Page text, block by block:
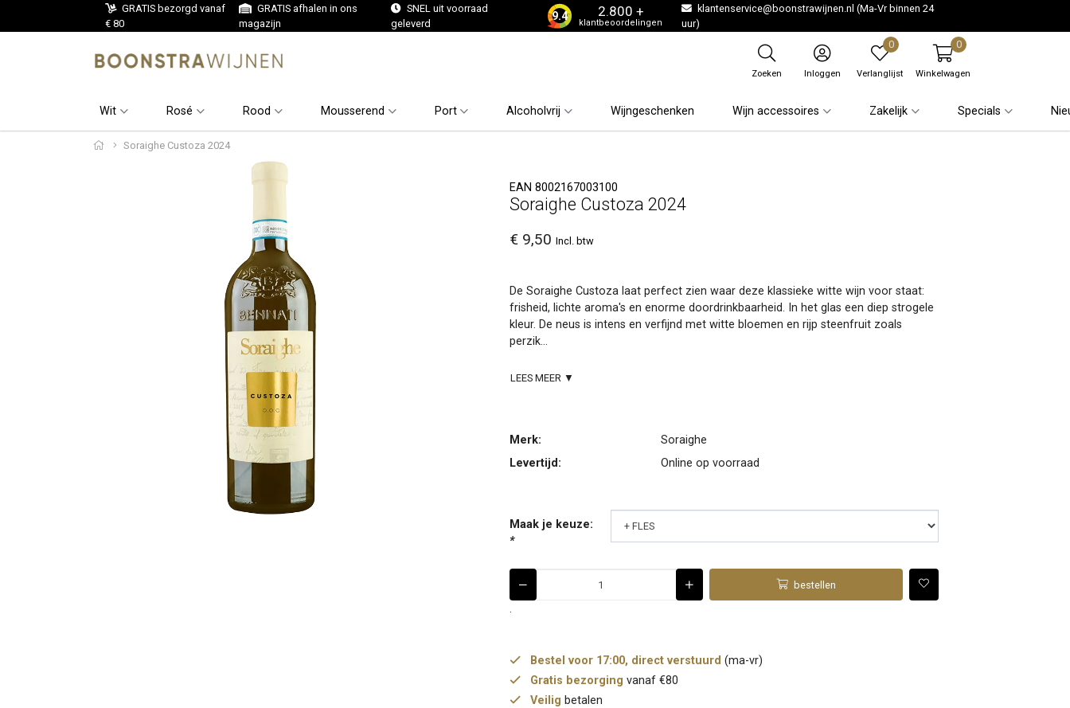
GRATIS bezorgd vanaf
€ 80
GRATIS afhalen in ons
magazijn
SNEL uit voorraad
geleverd
9.4 2.800 +
klantbeoordelingen
klantenservice@boonstrawijnen.nl (Ma-Vr binnen 24
uur)
Zoeken Inloggen
0
Verlanglijst
0
Winkelwagen
Wit Rosé Rood Mousserend Port Alcoholvrij Wijngeschenken Wijn accessoires Zakelijk Specials
Soraighe Custoza 2024
EAN 8002167003100
Soraighe Custoza 2024
€ 9,50 Incl. btw
De Soraighe Custoza laat perfect zien waar deze klassieke witte wijn voor staat:
frisheid, lichte aroma's en enorme doordrinkbaarheid. In het glas een diep strogele
kleur. De neus is intens en verfijnd met witte bloemen en rijp steenfruit zoals
perzik...
LEES MEER ▼
Merk:
Soraighe
Levertijd:
Online op voorraad
Maak je keuze:
*
bestellen
.
Bestel voor 17:00, direct verstuurd (ma-vr)
Gratis bezorging vanaf €80
Veilig betalen